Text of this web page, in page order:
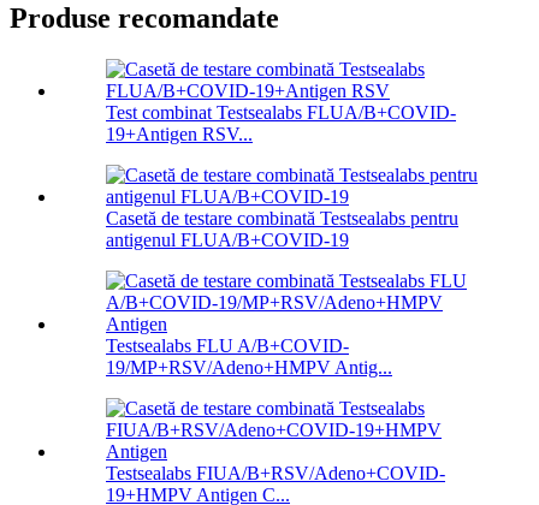
Produse recomandate
Test combinat Testsealabs FLUA/B+COVID-
19+Antigen RSV...
Casetă de testare combinată Testsealabs pentru
antigenul FLUA/B+COVID-19
Testsealabs FLU A/B+COVID-
19/MP+RSV/Adeno+HMPV Antig...
Testsealabs FIUA/B+RSV/Adeno+COVID-
19+HMPV Antigen C...